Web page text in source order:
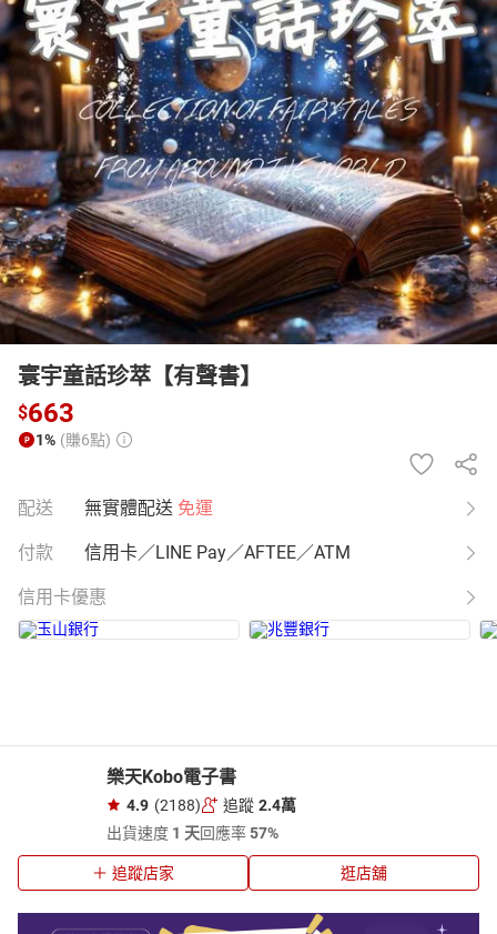
女裝 男裝 化妝保養 情趣用品
日本購物 電子/紙本書
HOT
寰宇童話珍萃【有聲書】
$663
1% (賺6點)
配送 無實體配送 免運
付款 信用卡／LINE Pay／AFTEE／ATM
信用卡優惠
樂天Kobo電子書
4.9 (2188) 追蹤 2.4萬
出貨速度 1 天回應率57%
追蹤店家 逛店舖